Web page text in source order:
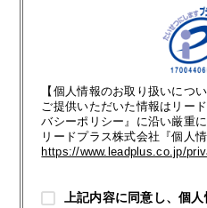
【個人情報のお取り扱いについ
ご提供いただいた情報はリー
バシーポリシー』に沿い厳重
リードプラス株式会社『個人
https://www.leadplus.co.jp/
上記内容に同意し、個